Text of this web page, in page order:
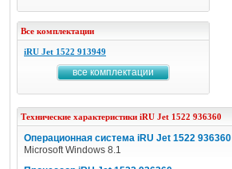
Все комплектации
iRU Jet 1522 913949
все комплектации
Технические характеристики iRU Jet 1522 936360
Операционная система iRU Jet 1522 936360
Microsoft Windows 8.1